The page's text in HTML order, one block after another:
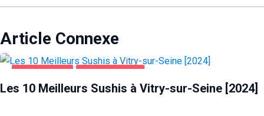
Article Connexe
ALIMENTATION VITRY-SUR-SEINE
Les 10 Meilleurs Sushis à Vitry-sur-Seine [2024]